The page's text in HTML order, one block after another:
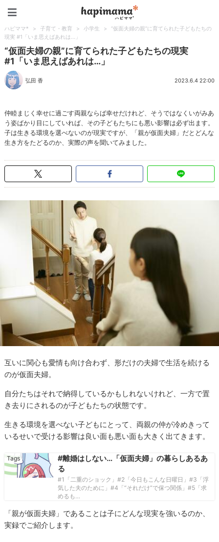
ハピママ* > 子育て・教育 > 小学生 >
“仮面夫婦の親”に育てられた子どもたちの
現実 #1「いま思えばあれは…」
“仮面夫婦の親”に育てられた子どもたちの現実
#1「いま思えばあれは…」
弘田 香 2023.6.4 22:00
仲睦まじく幸せに過ごす両親ならば幸せだけれど、そうではなくいがみあ
う姿ばかり目にしていれば、その子どもたちにも悪い影響は必ず出ます。
子は生きる環境を選べないのが現実ですが、「親が仮面夫婦」だとどんな
生き方をたどるのか、実際の声を聞いてみました。
互いに関心も愛情も向け合わず、形だけの夫婦で生活を続ける
のが仮面夫婦。
自分たちはそれで納得しているかもしれないけれど、一方で置
き去りにされるのが子どもたちの状態です。
生きる環境を選べない子どもにとって、両親の仲が冷めきって
いるせいで受ける影響は良い面も悪い面も大きく出てきます。
#離婚はしない…「仮面夫婦」の暮らしあるあ
る
#1「二重のショック」#2「今日もこんな日曜日」#3「浮
気した夫のために」#4「“それだけ”で保つ関係」#5「求
めるも…
「親が仮面夫婦」であることは子にどんな現実を強いるのか、
実録でご紹介します。